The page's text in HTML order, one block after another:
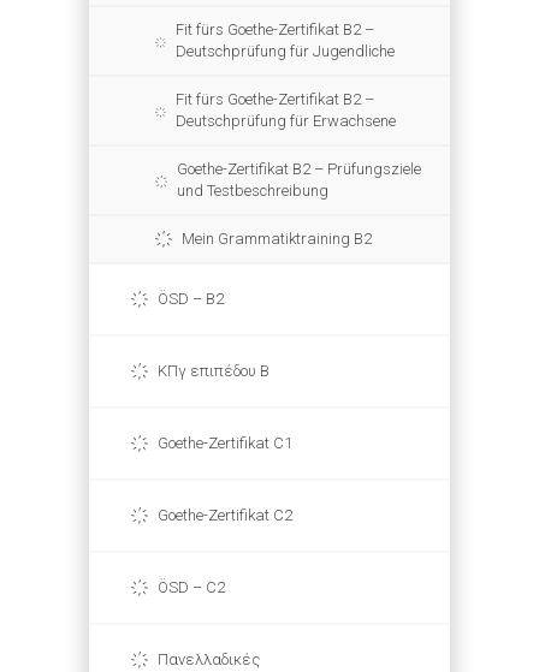
Fit fürs Goethe-Zertifikat B2 –
Deutschprüfung für Jugendliche
Fit fürs Goethe-Zertifikat B2 –
Deutschprüfung für Erwachsene
Goethe-Zertifikat B2 – Prüfungsziele
und Testbeschreibung
Mein Grammatiktraining B2
ÖSD – B2
ΚΠγ επιπέδου Β
Goethe-Zertifikat C1
Goethe-Zertifikat C2
ÖSD – C2
Πανελλαδικές